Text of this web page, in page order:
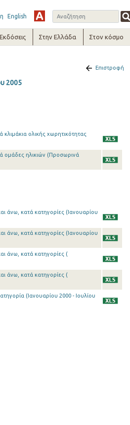
English
Στην Ελλάδα Στον κόσμο
Επιστροφή
2005
ολικής χωρητικότητας
ομάδες ηλικιών (Προσωρινά
άνω, κατά κατηγορίες (Ιανουαρίου
άνω, κατά κατηγορίες (Ιανουαρίου
άνω, κατά κατηγορίες (
άνω, κατά κατηγορίες (
(Ιανουαρίου 2000 - Ιουλίου